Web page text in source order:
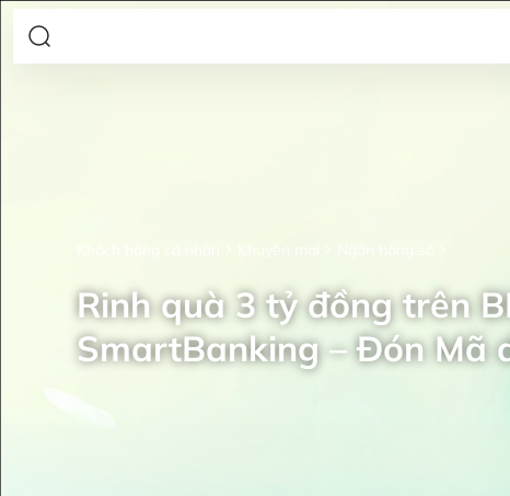
Khuyến mại Ngân hàng số
Rinh quà 3 tỷ đồng trên
SmartBanking – Đón Mã